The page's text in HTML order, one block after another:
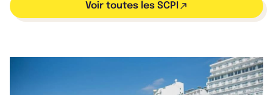
Voir toutes les SCPI